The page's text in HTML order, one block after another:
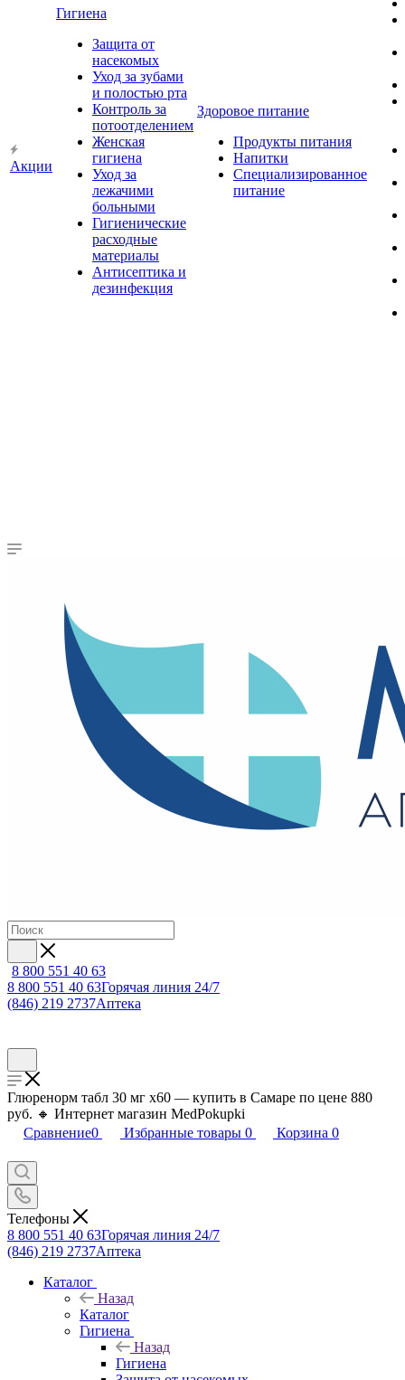
Акции
Гигиена
Защита от
насекомых
Уход за зубами
и полостью рта
Контроль за
потоотделением
Женская
гигиена
Уход за
лежачими
больными
Гигиенические
расходные
материалы
Антисептика и
дезинфекция
Здоровое питание
Продукты питания
Напитки
Специализированное
питание
8 800 551 40 63
8 800 551 40 63Горячая линия 24/7
(846) 219 2737Аптека
Глюренорм табл 30 мг х60 — купить в Самаре по цене 880
руб. 🔸 Интернет магазин MedPokupki
Сравнение0 Избранные товары 0 Корзина 0
Телефоны
8 800 551 40 63Горячая линия 24/7
(846) 219 2737Аптека
Каталог
Назад
Каталог
Гигиена
Назад
Гигиена